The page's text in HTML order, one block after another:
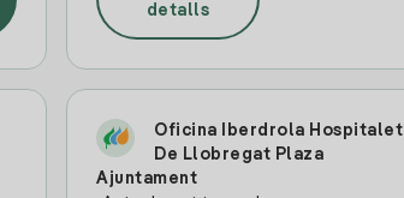
detalls
Oficina Iberdrola Hospitalet
De Llobregat Plaza
Ajuntament